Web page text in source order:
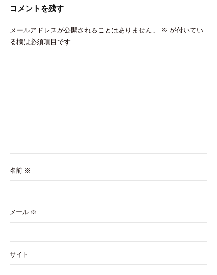
コメントを残す
メールアドレスが公開されることはありません。 ※ が付いてい
る欄は必須項目です
名前 ※
メール ※
サイト